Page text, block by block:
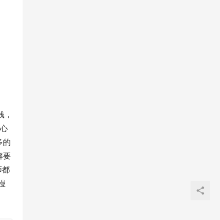
的
要
都